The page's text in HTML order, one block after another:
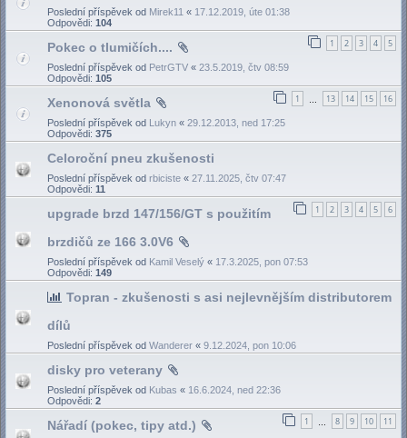
Poslední příspěvek od Mirek11 « 17.12.2019, úte 01:38
Odpovědi: 104
1 2 3 4 5
Pokec o tlumičích....
Poslední příspěvek od PetrGTV « 23.5.2019, čtv 08:59
Odpovědi: 105
1 13 14 15 16
Xenonová světla
Poslední příspěvek od Lukyn « 29.12.2013, ned 17:25
Odpovědi: 375
Celoroční pneu zkušenosti
Poslední příspěvek od rbiciste « 27.11.2025, čtv 07:47
Odpovědi: 11
1 2 3 4 5 6
upgrade brzd 147/156/GT s použitím
brzdičů ze 166 3.0V6
Poslední příspěvek od Kamil Veselý « 17.3.2025, pon 07:53
Odpovědi: 149
Topran - zkušenosti s asi nejlevnějším distributorem
dílů
Poslední příspěvek od Wanderer « 9.12.2024, pon 10:06
disky pro veterany
Poslední příspěvek od Kubas « 16.6.2024, ned 22:36
Odpovědi: 2
1 8 9 10 11
Nářadí (pokec, tipy atd.)